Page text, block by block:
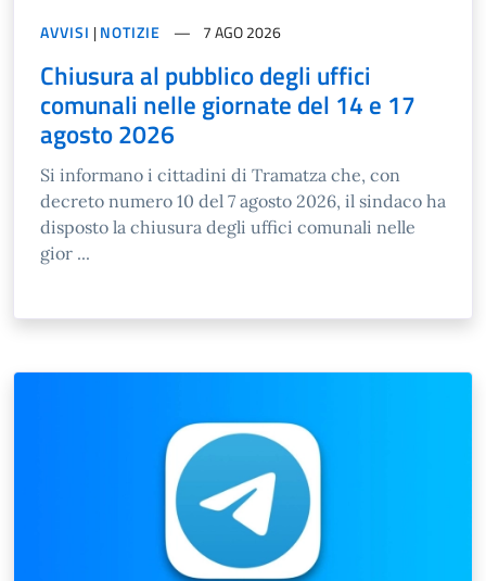
AVVISI |NOTIZIE 7 AGO 2026
Chiusura al pubblico degli uffici
comunali nelle giornate del 14 e 17
agosto 2026
Si informano i cittadini di Tramatza che, con
decreto numero 10 del 7 agosto 2026, il sindaco ha
disposto la chiusura degli uffici comunali nelle
gior ...